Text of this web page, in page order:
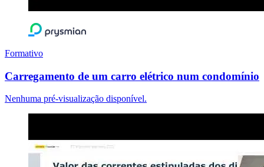
Formativo
Carregamento de um carro elétrico num condomínio
Nenhuma pré-visualização disponível.